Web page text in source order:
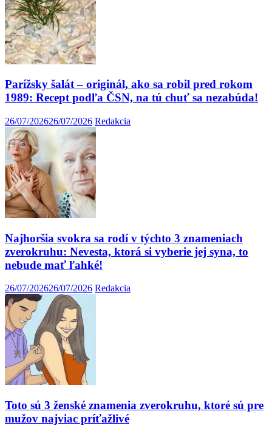
Parížsky šalát – originál, ako sa robil pred rokom
1989: Recept podľa ČSN, na tú chuť sa nezabúda!
26/07/202626/07/2026 Redakcia
Najhoršia svokra sa rodí v týchto 3 znameniach
zverokruhu: Nevesta, ktorá si vyberie jej syna, to
nebude mať ľahké!
26/07/202626/07/2026 Redakcia
Toto sú 3 ženské znamenia zverokruhu, ktoré sú pre
mužov najviac príťažlivé